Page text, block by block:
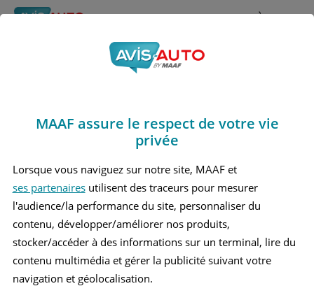
Rechercher À propos
Obtenir un devis d'assurance auto MAAF
Avis Bmw 325
BMW 325 5 CABRIOLET
BMW 325 5 BERLINE
BMW 325 5 COUPÉ
MAAF assure le respect de votre vie
privée
Lorsque vous naviguez sur notre site, MAAF et
ses partenairesutilisent des traceurs pour mesurer
l'audience/la performance du site, personnaliser du
contenu, développer/améliorer nos produits,
stocker/accéder à des informations sur un terminal, lire du
contenu multimédia et gérer la publicité suivant votre
navigation et géolocalisation.